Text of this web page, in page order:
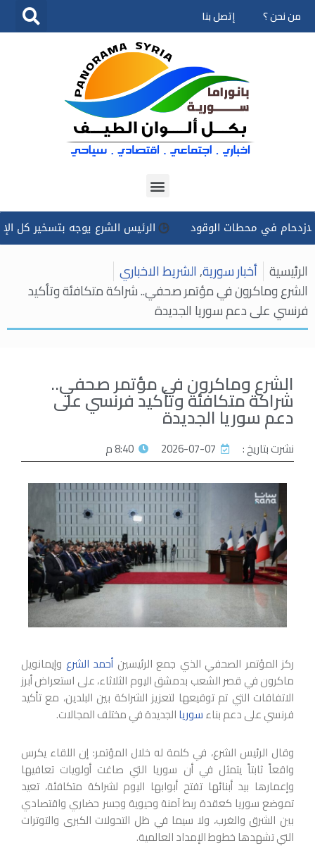
تخطى
من نحن ؟ إتصل بنا
الوقود الرئيس الشرع يوجه بتسخير كل الإمكانات
الرئيسية أخبار سورية,الشريط الاخباري
الشرع وماكرون في مؤتمر صحفي.. شراكة متكافئة وتأكيد
فرنسي على دعم سوريا الجديدة
الشرع وماكرون في مؤتمر صحفي..
شراكة متكافئة وتأكيد فرنسي على
دعم سوريا الجديدة
نشرت بتاريخ : 2026-07-07 8:40 م
ركز المؤتمر الصحفي الذي جمع الرئيسين أحمد الشرع وإيمانويل
ماكرون في قصر الشعب بدمشق اليوم الثلاثاء، على استعراض أبرز
الاتفاقات التي تم توقيعها لتعزيز الشراكة بين البلدين، مع تأكيد
فرنسي على دعم بناءسورياالجديدة في مختلف المجالات.
وقال الرئيس الشرع، في كلمة له خلال المؤتمر: إن اللقاء يكرس
واقعاً ثابتاً يتمثل في أن سوريا التي صاغت أولويات تعافيها
وإعمارها بيد أبنائها تفتح أبوابها اليوم لشراكة متكافئة، تعيد
تموضع سوريا كعقدة ربط آمنة وحيوية وجسر حضاري واقتصادي
بين الشرق والغرب، ولا سيما في ظل التحولات الكبرى والتوترات
التي تشهدها خطوط الإمداد العالمية.